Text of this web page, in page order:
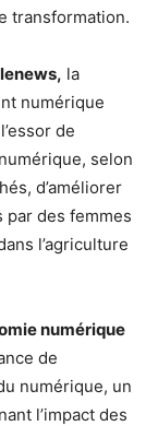
transformation.
la
numérique
de
selon
d’améliorer
des femmes
l’agriculture
numérique
de
numérique, un
l’impact des